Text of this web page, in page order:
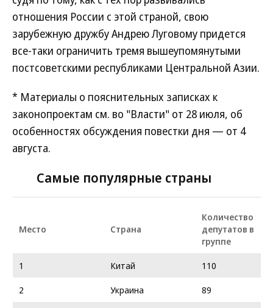
отношения России с этой страной, свою
зарубежную дружбу Андрею Луговому придется
все-таки ограничить тремя вышеупомянутыми
постсоветскими республиками Центральной Азии.
* Материалы о пояснительных записках к
законопроектам см. во "Власти" от 28 июля, об
особенностях обсуждения повестки дня — от 4
августа.
Самые популярные страны
Место Страна
Количество
депутатов в
группе
1
Китай
110
2
Украина
89